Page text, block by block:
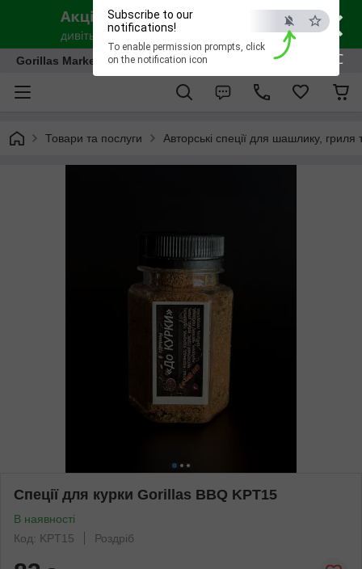
×
ESC
Subscribe to our
notifications!
To enable permission prompts, click
on the notification icon
Gorillas Market
Товари та послуги Авторські спеції для шашлику, гриля
Спеції для курки Gorillas BBQ KPT15
В наявності
Код: KPT15
Роздріб